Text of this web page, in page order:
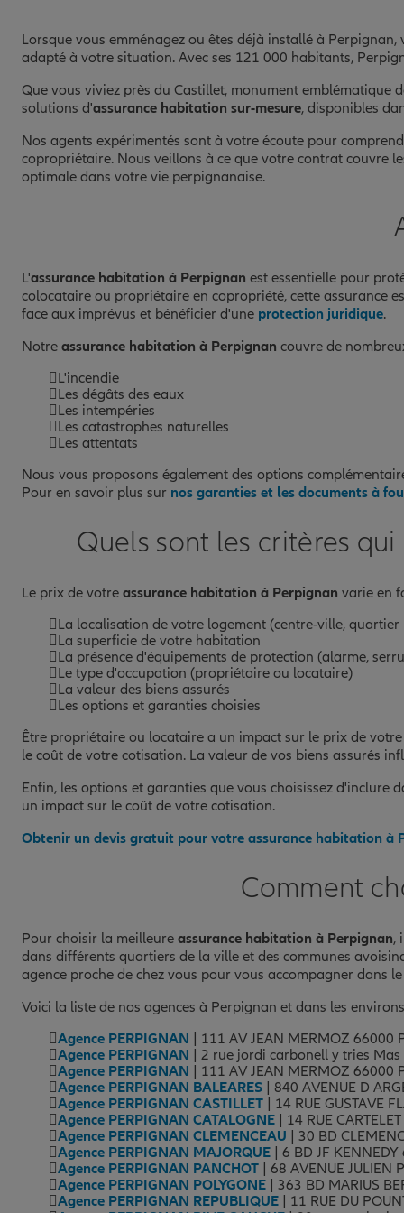
8 AGENCE PERPIGNAN
66100 PERPIGNAN
4,7/5Note de 4.7 sur 5
(55 avis)
04 68 67 40 40
Fermé aujourd'hui
9 AGENCE PERPIGNAN PANCHOT
68 AVENUE JULIEN PANCHOT
66000 PERPIGNAN
(86 avis)
Voir les avis
04 68 21 69 65
Fermé aujourd'hui
Prendre un RDV
10 AGENCE PERPIGNAN
363 BD MARIUS BERLIET
66000 PERPIGNAN
04 68 61 02 52
Fermé aujourd'hui
Prendre un RDV Voir
11 RUE DU POUNTET DE BAGES
4,9/5Note de 4.9 sur 5
(57 avis)
Voir les avis
Fermé aujourd'hui
Voir
12 AGENCE PERPIGNAN RIVE
80 AVENUE LOUIS TORCATIS
66000 PERPIGNAN
Note de 4.9 sur 5
(172 avis)
Voir les avis
04 68 61 33 11
Fermé aujourd'hui
Prendre un RDV Voir
13 AGENCE PERPIGNAN
67 AVENUE EOLE TECHNOSUD 2
Lorsque vous emménagez ou êtes déjà installé à
adapté à votre situation. Avec ses 121 000 habitants,
Que vous viviez près du Castillet, monument emblématique
solutions d'assurance habitation sur-mesure, disponibles
Nos agents expérimentés sont à votre écoute pour
copropriétaire. Nous veillons à ce que votre contrat couvre
optimale dans votre vie perpignanaise.
L'assurance habitation à Perpignan est essentielle pour
colocataire ou propriétaire en copropriété, cette assurance
face aux imprévus et bénéficier d'une protection juridique.
Notre assurance habitation à Perpignan couvre de
L'incendie
Les dégâts des eaux
Les intempéries
Les catastrophes naturelles
Les attentats
Nous vous proposons également des options
Pour en savoir plus sur nos garanties et les documents à
Quels sont les critères
Le prix de votre assurance habitation à Perpignan varie en
La localisation de votre logement (centre-ville, quartier
La superficie de votre habitation
La présence d'équipements de protection (alarme,
Le type d'occupation (propriétaire ou locataire)
La valeur des biens assurés
Les options et garanties choisies
Être propriétaire ou locataire a un impact sur le prix de
le coût de votre cotisation. La valeur de vos biens assurés
Enfin, les options et garanties que vous choisissez
un impact sur le coût de votre cotisation.
Obtenir un devis gratuit pour votre assurance habitation à
Comment
Pour choisir la meilleure assurance habitation à Perpignan,
dans différents quartiers de la ville et des communes
agence proche de chez vous pour vous accompagner dans
Voici la liste de nos agences à Perpignan et dans les
Agence PERPIGNAN | 111 AV JEAN MERMOZ 66000
Agence PERPIGNAN | 2 rue jordi carbonell y tries
Agence PERPIGNAN | 111 AV JEAN MERMOZ 66000
Agence PERPIGNAN BALEARES | 840 AVENUE D
Agence PERPIGNAN CASTILLET | 14 RUE GUSTAVE
Agence PERPIGNAN CATALOGNE | 14 RUE
Agence PERPIGNAN CLEMENCEAU | 30 BD
Agence PERPIGNAN MAJORQUE | 6 BD JF
Agence PERPIGNAN PANCHOT | 68 AVENUE JULIEN
Agence PERPIGNAN POLYGONE | 363 BD MARIUS
Agence PERPIGNAN REPUBLIQUE | 11 RUE DU